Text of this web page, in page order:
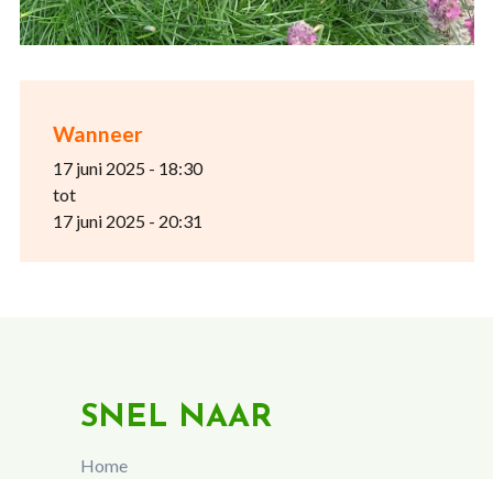
Wanneer
17 juni 2025 - 18:30
tot
17 juni 2025 - 20:31
SNEL NAAR
Home